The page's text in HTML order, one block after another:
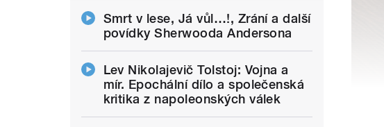
Smrt v lese, Já vůl…!, Zrání a další
povídky Sherwooda Andersona
Lev Nikolajevič Tolstoj: Vojna a
mír. Epochální dílo a společenská
kritika z napoleonských válek